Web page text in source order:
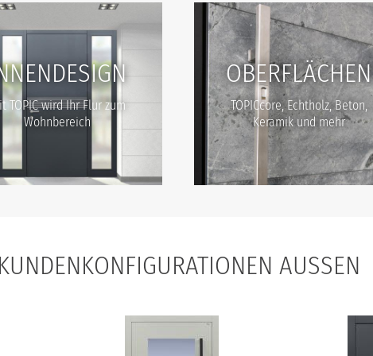
TOPIC wird Ihr Flur zum
Wohnbereich
OBERFLÄCHEN
TOPICcore, Echtholz, Beton,
Keramik und mehr
AUSSEN